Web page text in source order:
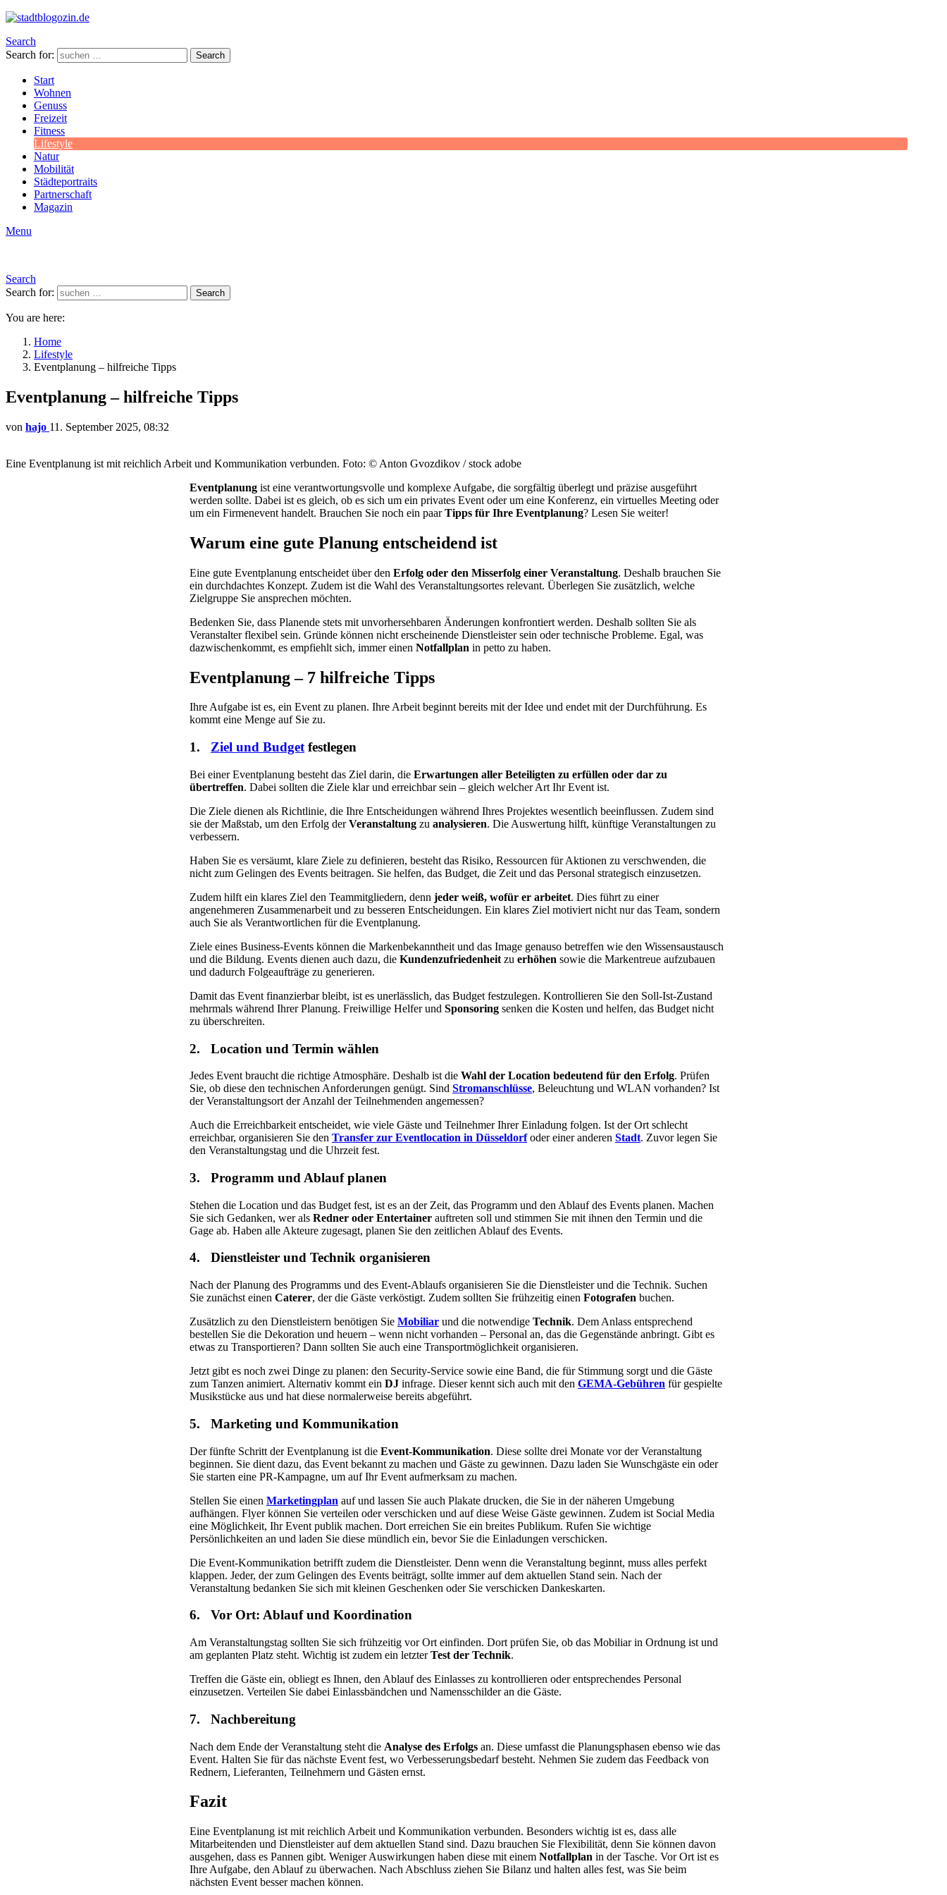
Search
Search for:
Search
Start
Wohnen
Genuss
Freizeit
Fitness
Lifestyle
Natur
Mobilität
Städteportraits
Partnerschaft
Magazin
Menu
Search
Search for:
Search
You are here:
Home
Lifestyle
Eventplanung – hilfreiche Tipps
Eventplanung – hilfreiche Tipps
von hajo 11. September 2025, 08:32
Eine Eventplanung ist mit reichlich Arbeit und Kommunikation verbunden. Foto: © Anton Gvozdikov / stock adobe
Eventplanung ist eine verantwortungsvolle und komplexe Aufgabe, die sorgfältig überlegt und präzise ausgeführt
werden sollte. Dabei ist es gleich, ob es sich um ein privates Event oder um eine Konferenz, ein virtuelles Meeting oder
um ein Firmenevent handelt. Brauchen Sie noch ein paarTipps für Ihre Eventplanung? Lesen Sie weiter!
Warum eine gute Planung entscheidend ist
Eine gute Eventplanung entscheidet über den Erfolg oder den Misserfolg einer Veranstaltung. Deshalb brauchen Sie
ein durchdachtes Konzept. Zudem ist die Wahl des Veranstaltungsortes relevant. Überlegen Sie zusätzlich, welche
Zielgruppe Sie ansprechen möchten.
Bedenken Sie, dass Planende stets mit unvorhersehbaren Änderungen konfrontiert werden. Deshalb sollten Sie als
Veranstalter flexibel sein. Gründe können nicht erscheinende Dienstleister sein oder technische Probleme. Egal, was
dazwischenkommt, es empfiehlt sich, immer einen Notfallplan in petto zu haben.
Eventplanung – 7 hilfreiche Tipps
Ihre Aufgabe ist es, ein Event zu planen. Ihre Arbeit beginnt bereits mit der Idee und endet mit der Durchführung. Es
kommt eine Menge auf Sie zu.
1. Ziel und Budget festlegen
Bei einer Eventplanung besteht das Ziel darin, die Erwartungen aller Beteiligten zu erfüllen oder dar zu
übertreffen. Dabei sollten die Ziele klar und erreichbar sein – gleich welcher Art Ihr Event ist.
Die Ziele dienen als Richtlinie, die Ihre Entscheidungen während Ihres Projektes wesentlich beeinflussen. Zudem sind
sie der Maßstab, um den Erfolg derVeranstaltung zu analysieren. Die Auswertung hilft, künftige Veranstaltungen zu
verbessern.
Haben Sie es versäumt, klare Ziele zu definieren, besteht das Risiko, Ressourcen für Aktionen zu verschwenden, die
nicht zum Gelingen des Events beitragen. Sie helfen, das Budget, die Zeit und das Personal strategisch einzusetzen.
Zudem hilft ein klares Ziel den Teammitgliedern, denn jeder weiß, wofür er arbeitet. Dies führt zu einer
angenehmeren Zusammenarbeit und zu besseren Entscheidungen. Ein klares Ziel motiviert nicht nur das Team, sondern
auch Sie als Verantwortlichen für die Eventplanung.
Ziele eines Business-Events können die Markenbekanntheit und das Image genauso betreffen wie den Wissensaustausch
und die Bildung. Events dienen auch dazu, die Kundenzufriedenheit zu erhöhen sowie die Markentreue aufzubauen
und dadurch Folgeaufträge zu generieren.
Damit das Event finanzierbar bleibt, ist es unerlässlich, das Budget festzulegen. Kontrollieren Sie den Soll-Ist-Zustand
mehrmals während Ihrer Planung. Freiwillige Helfer und Sponsoring senken die Kosten und helfen, das Budget nicht
zu überschreiten.
2. Location und Termin wählen
Jedes Event braucht die richtige Atmosphäre. Deshalb ist die Wahl der Location bedeutend für den Erfolg. Prüfen
Sie, ob diese den technischen Anforderungen genügt. Sind Stromanschlüsse, Beleuchtung und WLAN vorhanden? Ist
der Veranstaltungsort der Anzahl der Teilnehmenden angemessen?
Auch die Erreichbarkeit entscheidet, wie viele Gäste und Teilnehmer Ihrer Einladung folgen. Ist der Ort schlecht
erreichbar, organisieren Sie den Transfer zur Eventlocation in Düsseldorfoder einer anderen Stadt. Zuvor legen Sie
den Veranstaltungstag und die Uhrzeit fest.
3. Programm und Ablauf planen
Stehen die Location und das Budget fest, ist es an der Zeit, das Programm und den Ablauf des Events planen. Machen
Sie sich Gedanken, wer als Redner oder Entertainer auftreten soll und stimmen Sie mit ihnen den Termin und die
Gage ab. Haben alle Akteure zugesagt, planen Sie den zeitlichen Ablauf des Events.
4. Dienstleister und Technik organisieren
Nach der Planung des Programms und des Event-Ablaufs organisieren Sie die Dienstleister und die Technik. Suchen
Sie zunächst einen Caterer, der die Gäste verköstigt. Zudem sollten Sie frühzeitig einen Fotografen buchen.
Zusätzlich zu den Dienstleistern benötigen Sie Mobiliar und die notwendige Technik. Dem Anlass entsprechend
bestellen Sie die Dekoration und heuern – wenn nicht vorhanden – Personal an, das die Gegenstände anbringt. Gibt es
etwas zu Transportieren? Dann sollten Sie auch eine Transportmöglichkeit organisieren.
Jetzt gibt es noch zwei Dinge zu planen: den Security-Service sowie eine Band, die für Stimmung sorgt und die Gäste
zum Tanzen animiert. Alternativ kommt ein DJ infrage. Dieser kennt sich auch mit den GEMA-Gebühren für gespielte
Musikstücke aus und hat diese normalerweise bereits abgeführt.
5. Marketing und Kommunikation
Der fünfte Schritt der Eventplanung ist die Event-Kommunikation. Diese sollte drei Monate vor der Veranstaltung
beginnen. Sie dient dazu, das Event bekannt zu machen und Gäste zu gewinnen. Dazu laden Sie Wunschgäste ein oder
Sie starten eine PR-Kampagne, um auf Ihr Event aufmerksam zu machen.
Stellen Sie einen Marketingplan auf und lassen Sie auch Plakate drucken, die Sie in der näheren Umgebung
aufhängen. Flyer können Sie verteilen oder verschicken und auf diese Weise Gäste gewinnen. Zudem ist Social Media
eine Möglichkeit, Ihr Event publik machen. Dort erreichen Sie ein breites Publikum. Rufen Sie wichtige
Persönlichkeiten an und laden Sie diese mündlich ein, bevor Sie die Einladungen verschicken.
Die Event-Kommunikation betrifft zudem die Dienstleister. Denn wenn die Veranstaltung beginnt, muss alles perfekt
klappen. Jeder, der zum Gelingen des Events beiträgt, sollte immer auf dem aktuellen Stand sein. Nach der
Veranstaltung bedanken Sie sich mit kleinen Geschenken oder Sie verschicken Dankeskarten.
6. Vor Ort: Ablauf und Koordination
Am Veranstaltungstag sollten Sie sich frühzeitig vor Ort einfinden. Dort prüfen Sie, ob das Mobiliar in Ordnung ist und
am geplanten Platz steht. Wichtig ist zudem ein letzterTest der Technik.
Treffen die Gäste ein, obliegt es Ihnen, den Ablauf des Einlasses zu kontrollieren oder entsprechendes Personal
einzusetzen. Verteilen Sie dabei Einlassbändchen und Namensschilder an die Gäste.
7. Nachbereitung
Nach dem Ende der Veranstaltung steht die Analyse des Erfolgs an. Diese umfasst die Planungsphasen ebenso wie das
Event. Halten Sie für das nächste Event fest, wo Verbesserungsbedarf besteht. Nehmen Sie zudem das Feedback von
Rednern, Lieferanten, Teilnehmern und Gästen ernst.
Fazit
Eine Eventplanung ist mit reichlich Arbeit und Kommunikation verbunden. Besonders wichtig ist es, dass alle
Mitarbeitenden und Dienstleister auf dem aktuellen Stand sind. Dazu brauchen Sie Flexibilität, denn Sie können davon
ausgehen, dass es Pannen gibt. Weniger Auswirkungen haben diese mit einem Notfallplan in der Tasche. Vor Ort ist es
Ihre Aufgabe, den Ablauf zu überwachen. Nach Abschluss ziehen Sie Bilanz und halten alles fest, was Sie beim
nächsten Event besser machen können.